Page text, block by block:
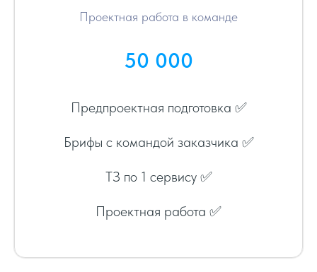
Проектная работа в команде
50 000
Предпроектная подготовка ✅
Брифы с командой заказчика ✅
ТЗ по 1 сервису ✅
Проектная работа ✅